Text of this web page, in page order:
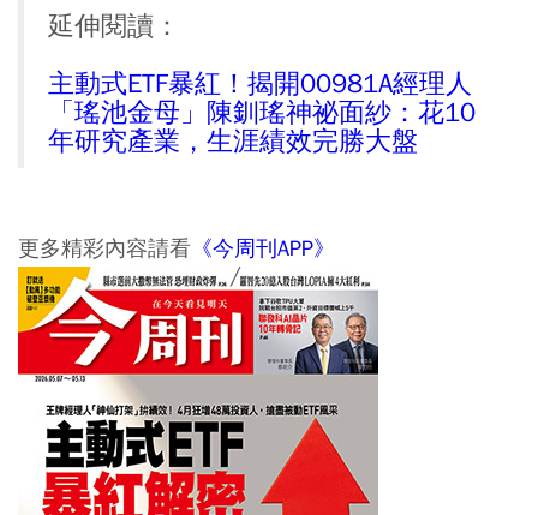
延伸閱讀：
主動式ETF暴紅！揭開00981A經理人
「瑤池金母」陳釧瑤神祕面紗：花10
年研究產業，生涯績效完勝大盤
更多精彩內容請看 《今周刊APP》